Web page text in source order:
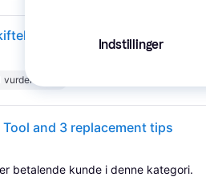
spidser
vurderinger)
and 3 replacement tips
betalende kunde i denne kategori.
Indstillinger